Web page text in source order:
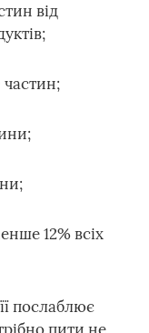
від
частин;
12% всіх
послаблює